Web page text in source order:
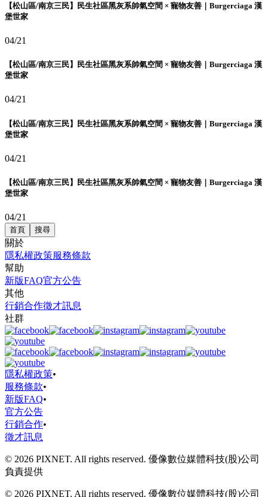
【松山區/南京三民】民生社區黑灰系帥氣空間 × 寵物友善｜Burgerciaga 漢
堡世家
04/21
【松山區/南京三民】民生社區黑灰系帥氣空間 × 寵物友善｜Burgerciaga 漢
堡世家
04/21
【松山區/南京三民】民生社區黑灰系帥氣空間 × 寵物友善｜Burgerciaga 漢
堡世家
04/21
【松山區/南京三民】民生社區黑灰系帥氣空間 × 寵物友善｜Burgerciaga 漢
堡世家
04/21
首頁 搜尋
關於
隱私權政策服務條款
幫助
新版FAQ官方公告
其他
行銷合作徵才訊息
社群
隱私權政策•
服務條款•
新版FAQ•
官方公告
行銷合作•
徵才訊息
© 2026 PIXNET. All rights reserved. 優像數位媒體科技(股)公司
負責提供
© 2026 PIXNET. All rights reserved. 優像數位媒體科技(股)公司